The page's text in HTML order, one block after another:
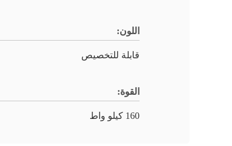
اللون:
قابلة للتخصيص
القوة:
160 كيلو واط